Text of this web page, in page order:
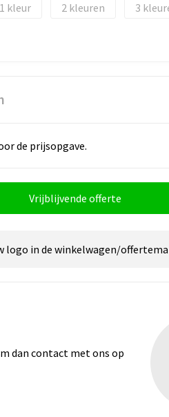
1 2
3
de prijsopgave.
Vrijblijvende offerte
logo in de winkelwagen/
dan contact met ons op